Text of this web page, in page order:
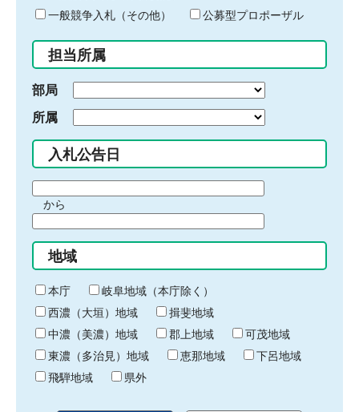
ド
入
力
一般競争入札（その他）
公募型プロポーザル
担当所属
部局
所属
入札公告日
間
始
り
から
間
終
わ
り
地域
本庁
岐阜地域（本庁除く）
西濃（大垣）地域
揖斐地域
中濃（美濃）地域
郡上地域
可茂地域
東濃（多治見）地域
恵那地域
下呂地域
飛騨地域
県外